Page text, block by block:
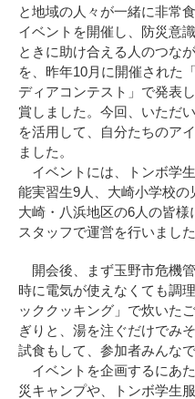
と地域の人々が一緒に非常
イベントを開催し、防災意
ときに助け合える人のつな
を、昨年10月に開催された
ディアコンテスト」で発表
賞しました。今回、いただ
を活用して、自分たちのア
ました。
イベントには、トンボ学
能実習生9人、大崎小学校
大崎・八浜地区の6人の皆
スタッフで運営を行いました
開会後、まず玉野市危機
時に電気が使えなくても調
ッククッキング」で炊いた
ぎりと、湯を注ぐだけでみ
試食もして、参加者みんな
イベントを企画するにあ
災キャンプや、トンボ学生